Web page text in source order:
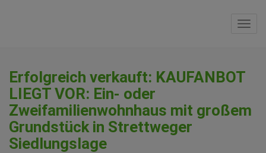
Erfolgreich verkauft: KAUFANBOT
LIEGT VOR: Ein- oder
Zweifamilienwohnhaus mit großem
Grundstück in Strettweger
Siedlungslage